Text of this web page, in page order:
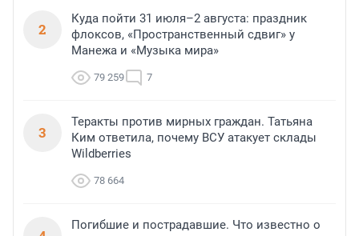
2
Куда пойти 31 июля–2 августа: праздник
флоксов, «Пространственный сдвиг» у
Манежа и «Музыка мира»
79 259 7
3
Теракты против мирных граждан. Татьяна
Ким ответила, почему ВСУ атакует склады
Wildberries
78 664
Погибшие и пострадавшие. Что известно о